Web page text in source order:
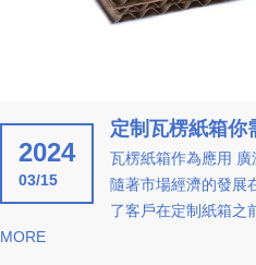
2024
03/15
定制瓦楞紙箱你
瓦楞紙箱作為應用
隨著市場經濟的發展
了客戶在定制紙箱之
MORE